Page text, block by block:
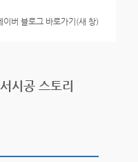
서시공 스토리